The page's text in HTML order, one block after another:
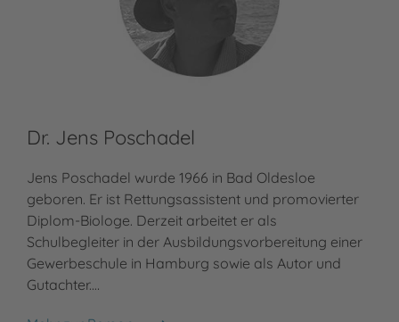
Dr. Jens Poschadel
Jens Poschadel wurde 1966 in Bad Oldesloe
geboren. Er ist Rettungsassistent und promovierter
Diplom-Biologe. Derzeit arbeitet er als
Schulbegleiter in der Ausbildungsvorbereitung einer
Gewerbeschule in Hamburg sowie als Autor und
Gutachter.…